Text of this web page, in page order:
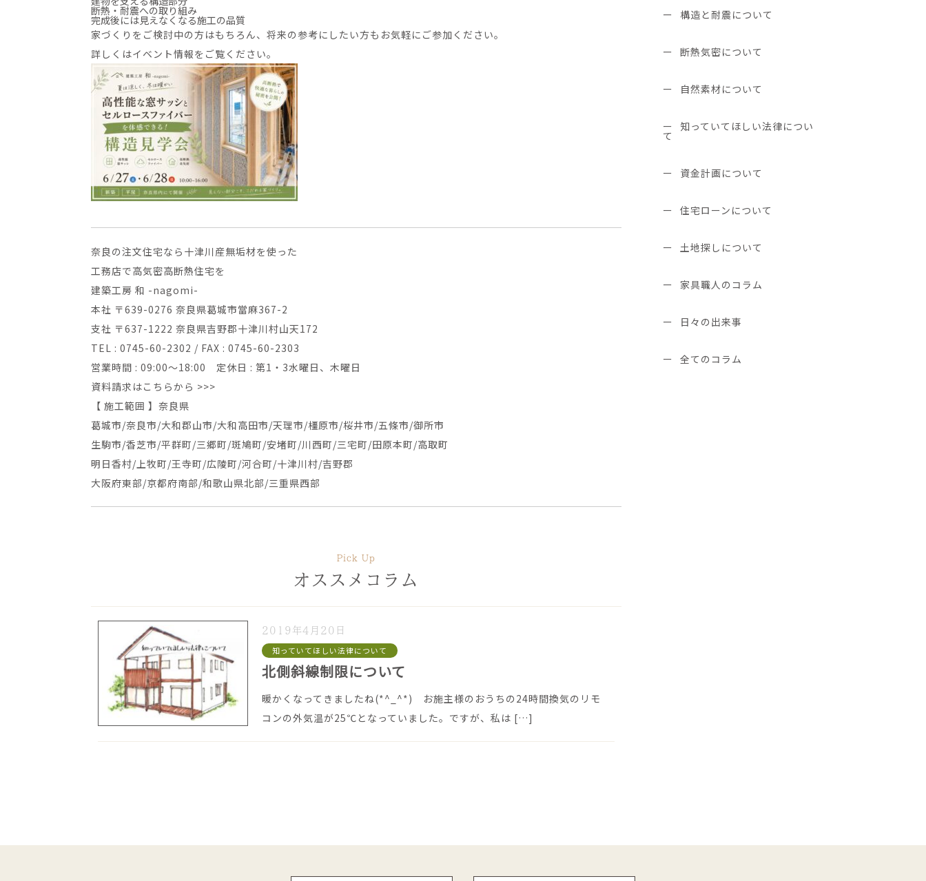
断熱・耐震への取り組み
完成後には見えなくなる施工の品質
家づくりをご検討中の方はもちろん、将来の参考にしたい方もお気軽にご参加ください。
詳しくはイベント情報をご覧ください。
奈良の注文住宅なら十津川産無垢材を使った
工務店で高気密高断熱住宅を
建築工房 和 -nagomi-
本社 〒639-0276 奈良県葛城市當麻367-2
支社 〒637-1222 奈良県吉野郡十津川村山天172
TEL : 0745-60-2302 / FAX : 0745-60-2303
営業時間 : 09:00～18:00 定休日 : 第1・3水曜日、木曜日
資料請求はこちらから >>>
【 施工範囲 】奈良県
葛城市/奈良市/大和郡山市/大和高田市/天理市/橿原市/桜井市/五條市/御所市
生駒市/香芝市/平群町/三郷町/斑鳩町/安堵町/川西町/三宅町/田原本町/高取町
明日香村/上牧町/王寺町/広陵町/河合町/十津川村/吉野郡
大阪府東部/京都府南部/和歌山県北部/三重県西部
Pick Up
オススメコラム
2019年4月20日
知っていてほしい法律について
北側斜線制限について
暖かくなってきましたね(*^_^*) お施主様のおうちの24時間換気のリモ
コンの外気温が25℃となっていました。ですが、私は […]
構造と耐震について
断熱気密について
自然素材について
知っていてほしい法律につい
て
資金計画について
住宅ローンについて
土地探しについて
家具職人のコラム
日々の出来事
全てのコラム